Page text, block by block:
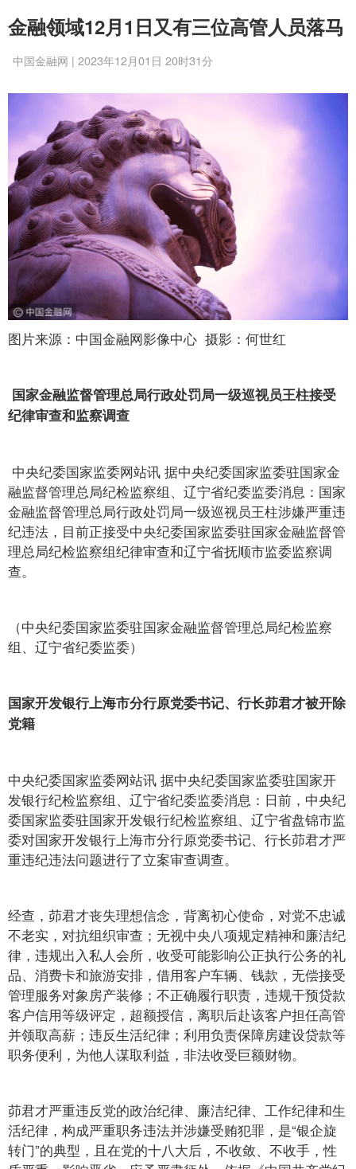
金融领域12月1日又有三位高管人员落马
中国金融网 | 2023年12月01日 20时31分
图片来源：中国金融网影像中心 摄影：何世红
国家金融监督管理总局行政处罚局一级巡视员王柱接受
纪律审查和监察调查
中央纪委国家监委网站讯 据中央纪委国家监委驻国家金
融监督管理总局纪检监察组、辽宁省纪委监委消息：国家
金融监督管理总局行政处罚局一级巡视员王柱涉嫌严重违
纪违法，目前正接受中央纪委国家监委驻国家金融监督管
理总局纪检监察组纪律审查和辽宁省抚顺市监委监察调
查。
（中央纪委国家监委驻国家金融监督管理总局纪检监察
组、辽宁省纪委监委）
国家开发银行上海市分行原党委书记、行长茆君才被开除
党籍
中央纪委国家监委网站讯 据中央纪委国家监委驻国家开
发银行纪检监察组、辽宁省纪委监委消息：日前，中央纪
委国家监委驻国家开发银行纪检监察组、辽宁省盘锦市监
委对国家开发银行上海市分行原党委书记、行长茆君才严
重违纪违法问题进行了立案审查调查。
经查，茆君才丧失理想信念，背离初心使命，对党不忠诚
不老实，对抗组织审查；无视中央八项规定精神和廉洁纪
律，违规出入私人会所，收受可能影响公正执行公务的礼
品、消费卡和旅游安排，借用客户车辆、钱款，无偿接受
管理服务对象房产装修；不正确履行职责，违规干预贷款
客户信用等级评定，超额授信，离职后赴该客户担任高管
并领取高薪；违反生活纪律；利用负责保障房建设贷款等
职务便利，为他人谋取利益，非法收受巨额财物。
茆君才严重违反党的政治纪律、廉洁纪律、工作纪律和生
活纪律，构成严重职务违法并涉嫌受贿犯罪，是“银企旋
转门”的典型，且在党的十八大后，不收敛、不收手，性